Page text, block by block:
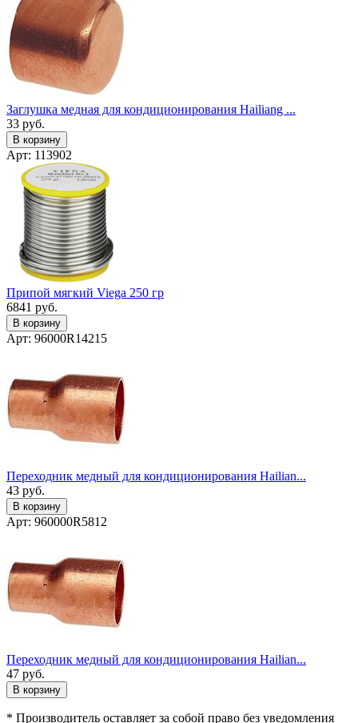
Заглушка медная для кондиционирования Hailiang ...
33 руб.
В корзину
Арт: 113902
Припой мягкий Viega 250 гр
6841 руб.
В корзину
Арт: 96000R14215
Переходник медный для кондиционирования Hailian...
43 руб.
В корзину
Арт: 960000R5812
Переходник медный для кондиционирования Hailian...
47 руб.
В корзину
* Производитель оставляет за собой право без уведомления